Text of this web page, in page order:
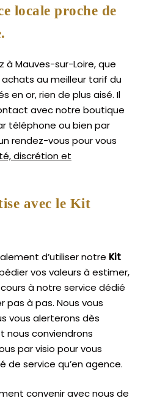
locale proche de
à Mauves-sur-Loire, que
au meilleur tarif du
en or, rien de plus aisé. Il
avec notre boutique
téléphone ou bien par
rendez-vous pour vous
discrétion et
avec le Kit
d’utiliser notre Kit
vos valeurs à estimer,
à notre service dédié
pas à pas. Nous vous
vous alerterons dès
nous conviendrons
par visio pour vous
service qu’en agence.
convenir avec nous de